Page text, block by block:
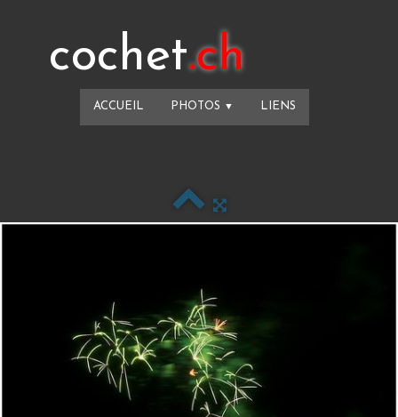
cochet.ch
ACCUEIL PHOTOS ▼ LIENS